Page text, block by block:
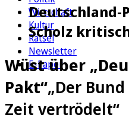
Wirtschaft
Kultur
Rätsel
Newsletter
E-Paper
Deutschland-
Scholz
Wüst über
Pakt“„Der
Zeit vertrödelt“